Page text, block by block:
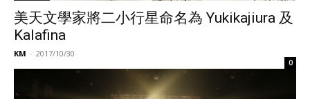
美天文學家將二小行星命名為 Yukikajiura 及
Kalafina
KM - 2017/10/30
0